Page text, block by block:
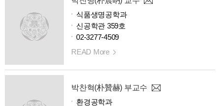
식품생명공학과
신공학관 359호
02-3277-4509
READ More
박찬혁(朴贊赫) 부교수
환경공학과